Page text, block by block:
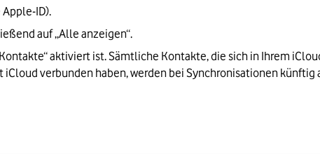
ID).
auf „Alle anzeigen“.
aktiviert ist. Sämtliche Kontakte, die sich in Ihrem
verbunden haben, werden bei Synchronisationen